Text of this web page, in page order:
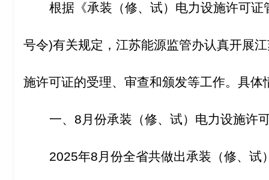
根据《承装（修、试）电力设施许可
号令)有关规定，江苏能源监管办认真开展
施许可证的受理、审查和颁发等工作。具体
一、8月份承装（修、试）电力设施许
2025年8月份全省共做出承装（修、试